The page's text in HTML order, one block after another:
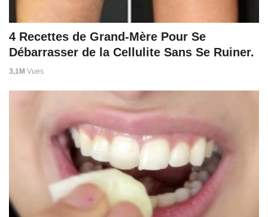
4 Recettes de Grand-Mère Pour Se
Débarrasser de la Cellulite Sans Se Ruiner.
3,1M Vues